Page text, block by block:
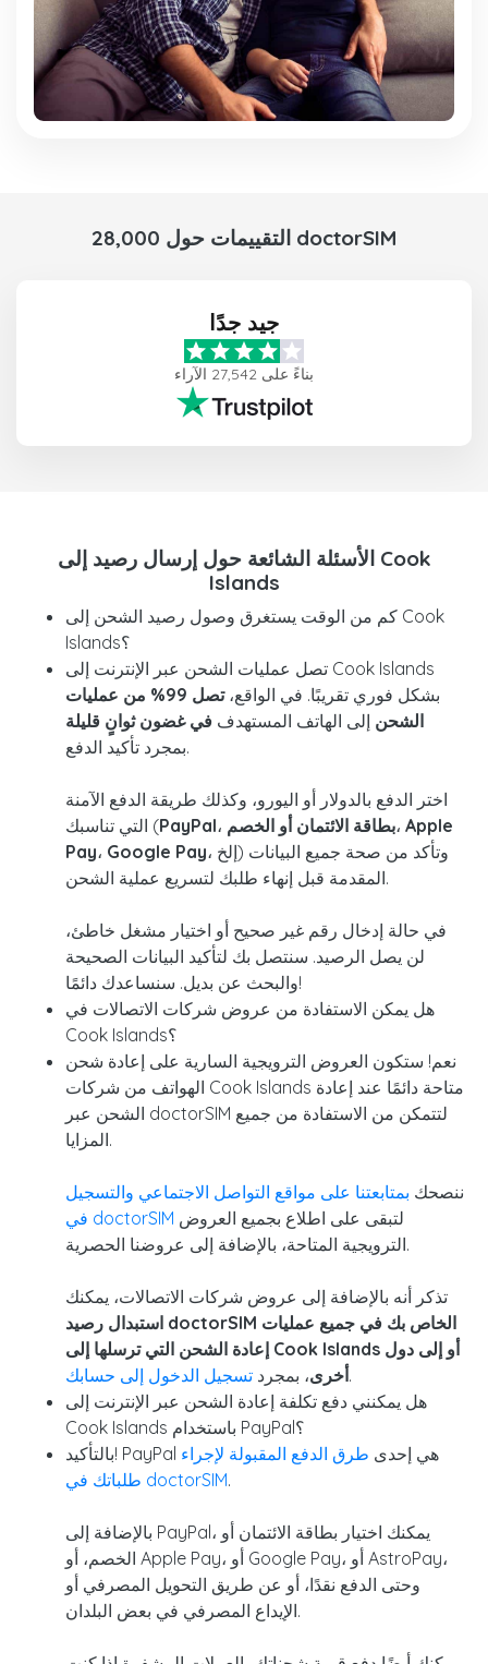
28,000 التقييمات حول doctorSIM
جيد جدًا
بناءً على 27,542 الآراء
الأسئلة الشائعة حول إرسال رصيد إلى Cook
Islands
كم من الوقت يستغرق وصول رصيد الشحن إلى Cook
Islands؟
تصل عمليات الشحن عبر الإنترنت إلى Cook Islands
بشكل فوري تقريبًا. في الواقع،
تصل 99% من عمليات
الشحن إلى الهاتف المستهدف في غضون ثوانٍ قليلة
بمجرد تأكيد الدفع.
اختر الدفع بالدولار أو اليورو، وكذلك طريقة الدفع الآمنة
التي تناسبك (PayPal، بطاقة الائتمان أو الخصم، Apple
Pay، Google Pay، إلخ) وتأكد من صحة جميع البيانات
المقدمة قبل إنهاء طلبك لتسريع عملية الشحن.
في حالة إدخال رقم غير صحيح أو اختيار مشغل خاطئ،
لن يصل الرصيد. سنتصل بك لتأكيد البيانات الصحيحة
والبحث عن بديل. سنساعدك دائمًا!
هل يمكن الاستفادة من عروض شركات الاتصالات في
Cook Islands؟
نعم! ستكون العروض الترويجية السارية على إعادة شحن
الهواتف من شركات Cook Islands متاحة دائمًا عند إعادة
الشحن عبر doctorSIM لتتمكن من الاستفادة من جميع
المزايا.
ننصحك بمتابعتنا على مواقع التواصل الاجتماعي والتسجيل
في doctorSIM
الترويجية المتاحة، بالإضافة إلى عروضنا الحصرية.
تذكر أنه بالإضافة إلى عروض شركات الاتصالات، يمكنك
استبدال رصيد doctorSIM الخاص بك في جميع عمليات
إعادة الشحن التي ترسلها إلى Cook Islands أو إلى دول
أخرى، بمجرد تسجيل الدخول إلى حسابك
.
هل يمكنني دفع تكلفة إعادة الشحن عبر الإنترنت إلى
Cook Islands باستخدام PayPal؟
بالتأكيد! PayPal هي إحدى طرق الدفع المقبولة لإجراء
طلباتك في doctorSIM.
بالإضافة إلى PayPal، يمكنك اختيار بطاقة الائتمان أو
الخصم، أو Apple Pay، أو Google Pay، أو AstroPay،
وحتى الدفع نقدًا، أو عن طريق التحويل المصرفي أو
الإيداع المصرفي في بعض البلدان.